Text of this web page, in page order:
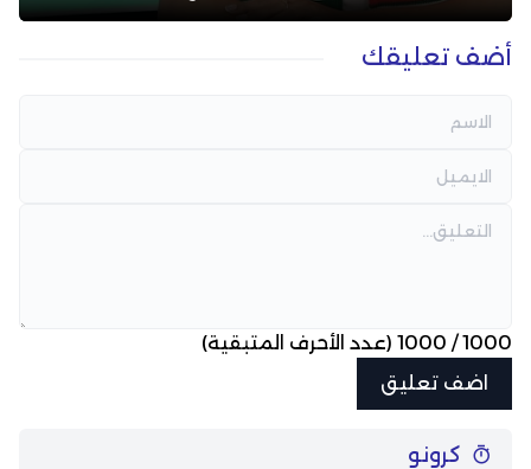
أضف تعليقك
1000
/
1000 (عدد الأحرف المتبقية)
كرونو